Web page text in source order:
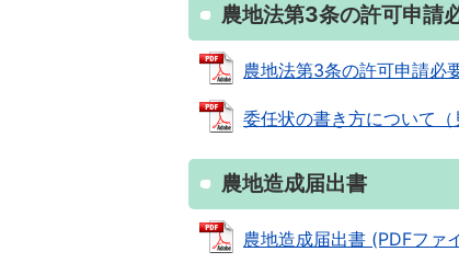
農地法第3条の許可申請
農地法第3条の許可申請必
委任状の書き方について
農地造成届出書
農地造成届出書 (PDFファ